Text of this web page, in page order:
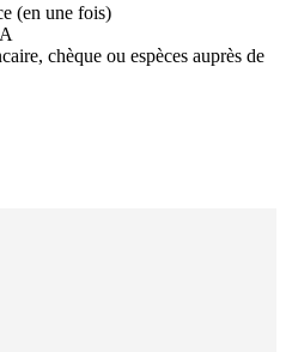
(en une fois)
chèque ou espèces auprès de